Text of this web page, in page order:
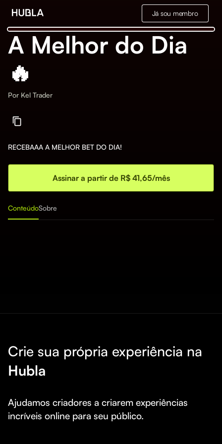
Já sou membro
A Melhor do Dia
🔥
Por Kel Trader
RECEBAAA A MELHOR BET DO DIA!
Assinar a partir de R$ 41,65/mês
ConteúdoSobre
Crie sua própria experiência na
Hubla
Ajudamos criadores a criarem experiências
incríveis online para seu público.